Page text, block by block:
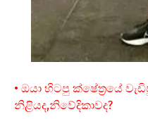
• ඔයා හිටපු ක්ෂේත්‍රයේ
නිළියද,නිවේදිකාවද?